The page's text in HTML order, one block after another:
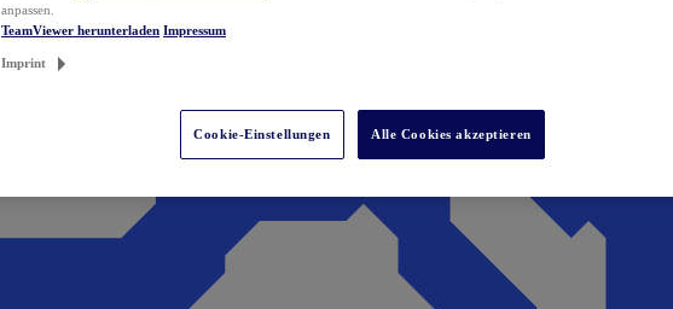
anpassen.
TeamViewer herunterladen Impressum
Imprint
Cookie-Einstellungen Alle Cookies akzeptieren